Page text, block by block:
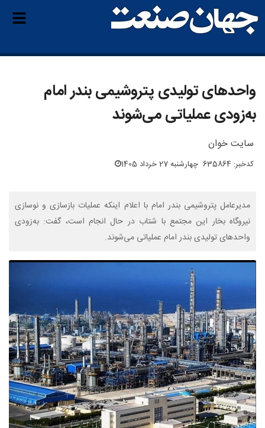
واحدهای تولیدی پتروشیمی بندر امام
به‌زودی عملیاتی می‌شوند
سایت خوان
کدخبر: 635864 چهارشنبه 27 خرداد 1405
مدیرعامل پتروشیمی بندر امام با اعلام اینکه عملیات بازسازی و نوسازی
نیروگاه بخار این مجتمع با شتاب در حال انجام است، گفت: به‌زودی
واحدهای تولیدی بندر امام عملیاتی می‌شوند.